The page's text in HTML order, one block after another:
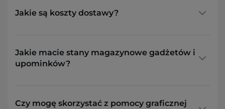
Jakie są koszty dostawy?
Jakie macie stany magazynowe gadżetów i
upominków?
Czy mogę skorzystać z pomocy graficznej